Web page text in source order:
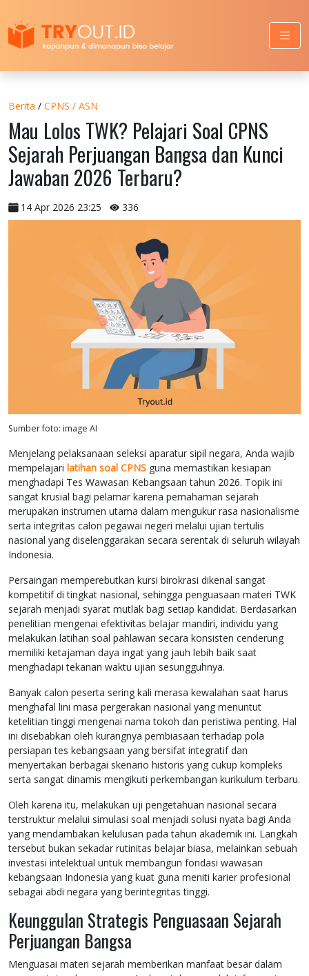
Berita / CPNS / ASN
Mau Lolos TWK? Pelajari Soal CPNS
Sejarah Perjuangan Bangsa dan Kunci
Jawaban 2026 Terbaru?
14 Apr 2026 23:25 336
Sumber foto: image AI
Menjelang pelaksanaan seleksi aparatur sipil negara, Anda wajib
mempelajari latihan soal CPNS guna memastikan kesiapan
menghadapi Tes Wawasan Kebangsaan tahun 2026. Topik ini
sangat krusial bagi pelamar karena pemahaman sejarah
merupakan instrumen utama dalam mengukur rasa nasionalisme
serta integritas calon pegawai negeri melalui ujian tertulis
nasional yang diselenggarakan secara serentak di seluruh wilayah
Indonesia.
Persaingan memperebutkan kursi birokrasi dikenal sangat
kompetitif di tingkat nasional, sehingga penguasaan materi TWK
sejarah menjadi syarat mutlak bagi setiap kandidat. Berdasarkan
penelitian mengenai efektivitas belajar mandiri, individu yang
melakukan latihan soal pahlawan secara konsisten cenderung
memiliki ketajaman daya ingat yang jauh lebih baik saat
menghadapi tekanan waktu ujian sesungguhnya.
Banyak calon peserta sering kali merasa kewalahan saat harus
menghafal lini masa pergerakan nasional yang menuntut
ketelitian tinggi mengenai nama tokoh dan peristiwa penting. Hal
ini disebabkan oleh kurangnya pembiasaan terhadap pola
persiapan tes kebangsaan yang bersifat integratif dan
menyertakan berbagai skenario historis yang cukup kompleks
serta sangat dinamis mengikuti perkembangan kurikulum terbaru.
Oleh karena itu, melakukan uji pengetahuan nasional secara
terstruktur melalui simulasi soal menjadi solusi nyata bagi Anda
yang mendambakan kelulusan pada tahun akademik ini. Langkah
tersebut bukan sekadar rutinitas belajar biasa, melainkan sebuah
investasi intelektual untuk membangun fondasi wawasan
kebangsaan Indonesia yang kuat guna meniti karier profesional
sebagai abdi negara yang berintegritas tinggi.
Keunggulan Strategis Penguasaan Sejarah
Perjuangan Bangsa
Menguasai materi sejarah memberikan manfaat besar dalam